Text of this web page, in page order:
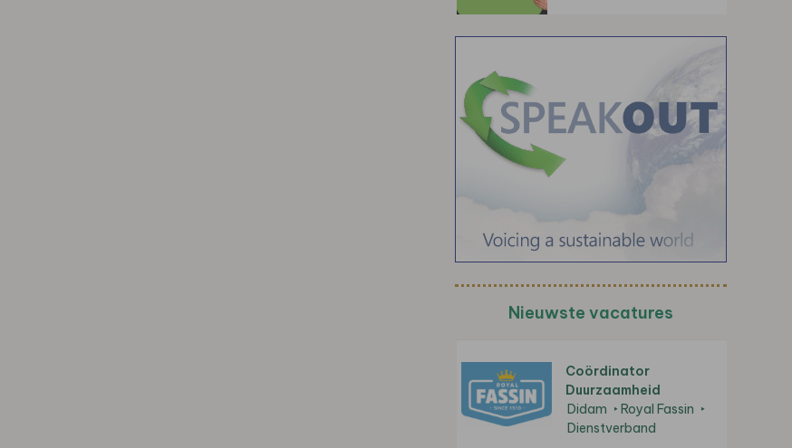
Nieuwste vacatures
Coördinator
Duurzaamheid
Didam
Royal Fassin
Dienstverband